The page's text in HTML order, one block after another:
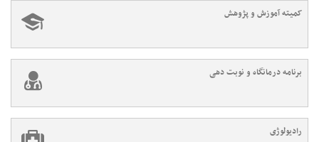
کمیته آموزش و پژوهش
برنامه درمانگاه و نوبت دهی
رادیولوژی